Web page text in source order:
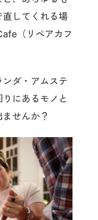
してくれる場
（リペアカフ
ダ・アムステ
にあるモノと
せんか？